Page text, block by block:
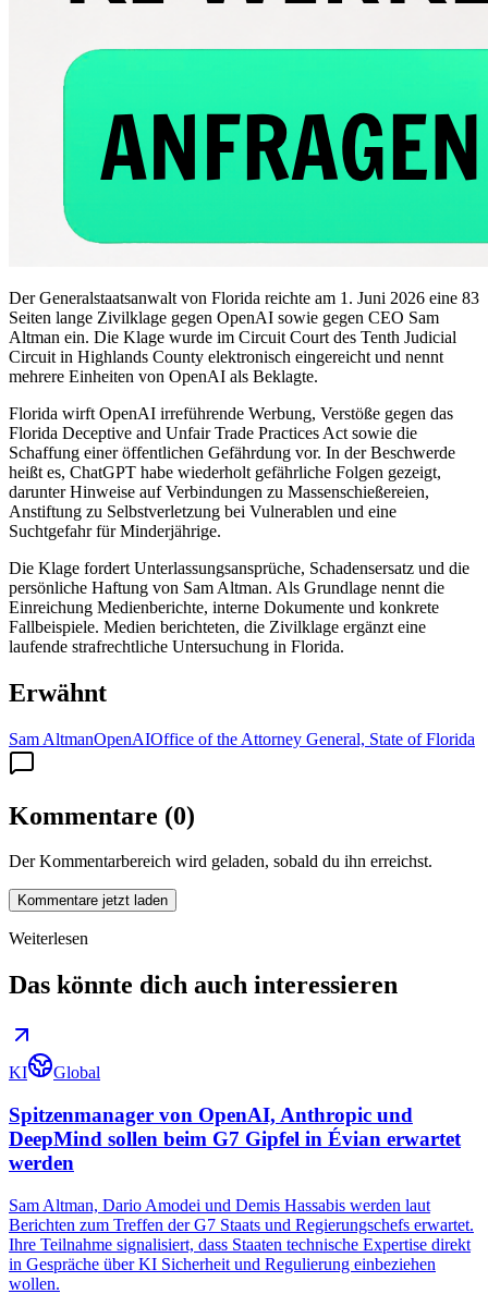
Der Generalstaatsanwalt von Florida reichte am 1. Juni 2026 eine 83
Seiten lange Zivilklage gegen OpenAI sowie gegen CEO Sam
Altman ein. Die Klage wurde im Circuit Court des Tenth Judicial
Circuit in Highlands County elektronisch eingereicht und nennt
mehrere Einheiten von OpenAI als Beklagte.
Florida wirft OpenAI irreführende Werbung, Verstöße gegen das
Florida Deceptive and Unfair Trade Practices Act sowie die
Schaffung einer öffentlichen Gefährdung vor. In der Beschwerde
heißt es, ChatGPT habe wiederholt gefährliche Folgen gezeigt,
darunter Hinweise auf Verbindungen zu Massenschießereien,
Anstiftung zu Selbstverletzung bei Vulnerablen und eine
Suchtgefahr für Minderjährige.
Die Klage fordert Unterlassungsansprüche, Schadensersatz und die
persönliche Haftung von Sam Altman. Als Grundlage nennt die
Einreichung Medienberichte, interne Dokumente und konkrete
Fallbeispiele. Medien berichteten, die Zivilklage ergänzt eine
laufende strafrechtliche Untersuchung in Florida.
Erwähnt
Sam AltmanOpenAIOffice of the Attorney General, State of Florida
Kommentare (0)
Der Kommentarbereich wird geladen, sobald du ihn erreichst.
Kommentare jetzt laden
Weiterlesen
Das könnte dich auch interessieren
KI Global
Spitzenmanager von OpenAI, Anthropic und
DeepMind sollen beim G7 Gipfel in Évian erwartet
werden
Sam Altman, Dario Amodei und Demis Hassabis werden laut
Berichten zum Treffen der G7 Staats und Regierungschefs erwartet.
Ihre Teilnahme signalisiert, dass Staaten technische Expertise direkt
in Gespräche über KI Sicherheit und Regulierung einbeziehen
wollen.